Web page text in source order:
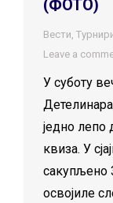
(ФОТО)
Вести,
Leave a
У суботу
једно
квиза. У
сакупљено
освојиле